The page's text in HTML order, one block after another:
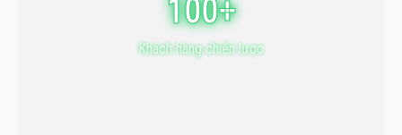
100+
Khách hàng chiến lược